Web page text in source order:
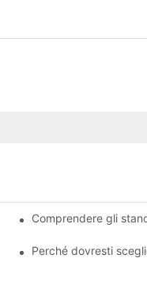
Comprendere gli
Perché dovresti